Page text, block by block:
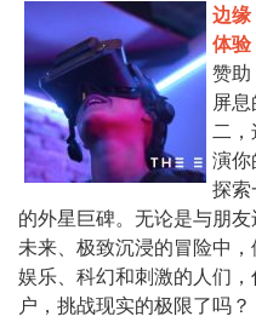
边
体验
赞
屏
二
演你
探
的外星巨碑。无论是与朋
未来、极致沉浸的冒险中
娱乐、科幻和刺激的人们
户，挑战现实的极限了吗？